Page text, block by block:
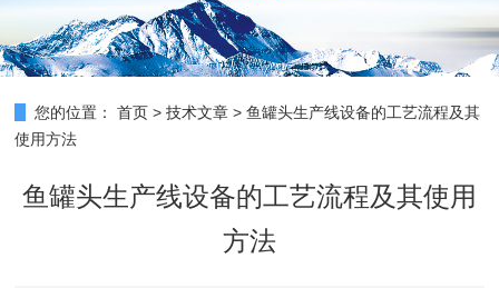
您的位置： 首页 >技术文章 >鱼罐头生产线设备的工艺流程及其
使用方法
鱼罐头生产线设备的工艺流程及其使用
方法